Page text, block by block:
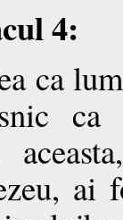
4:
ca
ca
ai